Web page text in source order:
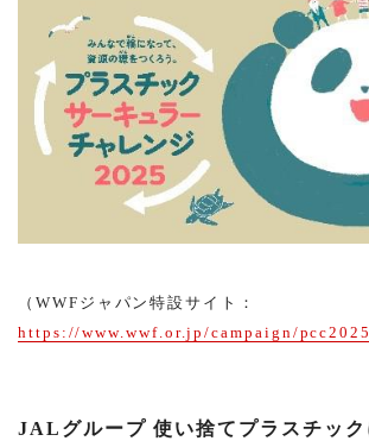
（WWFジャパン特設サイト：
https://www.wwf.or.jp/campaign/
JALグループ 使い捨てプラスチック